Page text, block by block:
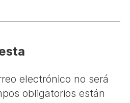
electrónico no será
obligatorios están